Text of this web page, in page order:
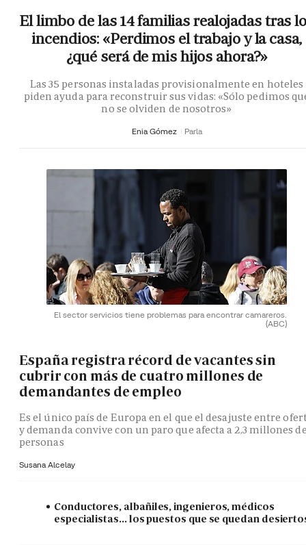
El limbo de las 14 familias realojadas tras
incendios: «Perdimos el trabajo y la casa,
¿qué será de mis hijos ahora?»
Las 35 personas instaladas provisionalmente en hoteles
piden ayuda para reconstruir sus vidas: «Sólo pedimos
no se olviden de nosotros»
Enia Gómez Parla
El sector servicios tiene problemas para encontrar camareros.
(ABC)
España registra récord de vacantes sin
cubrir con más de cuatro millones de
demandantes de empleo
Es el único país de Europa en el que el desajuste entre
y demanda convive con un paro que afecta a 2,3 millones
personas
Susana Alcelay
Conductores, albañiles, ingenieros, médicos
especialistas... los puestos que se quedan